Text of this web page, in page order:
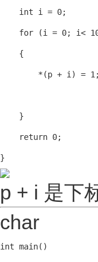
    int i = 0;
for (i = 0; i<
    {
*(p + i) =
    }
    return 0;
}
p + i 是下
char
int main()